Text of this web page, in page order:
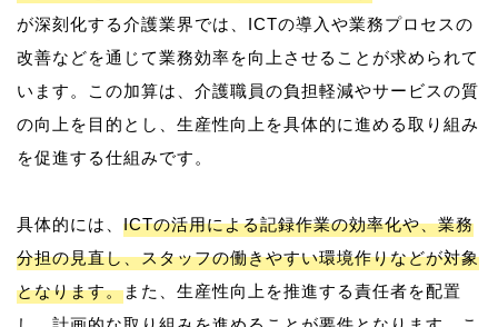
が深刻化する介護業界では、ICTの導入や業務プロセスの
改善などを通じて業務効率を向上させることが求められて
います。この加算は、介護職員の負担軽減やサービスの質
の向上を目的とし、生産性向上を具体的に進める取り組み
を促進する仕組みです。
具体的には、 ICTの活用による記録作業の効率化や、業務
分担の見直し、スタッフの働きやすい環境作りなどが対象
となります。また、生産性向上を推進する責任者を配置